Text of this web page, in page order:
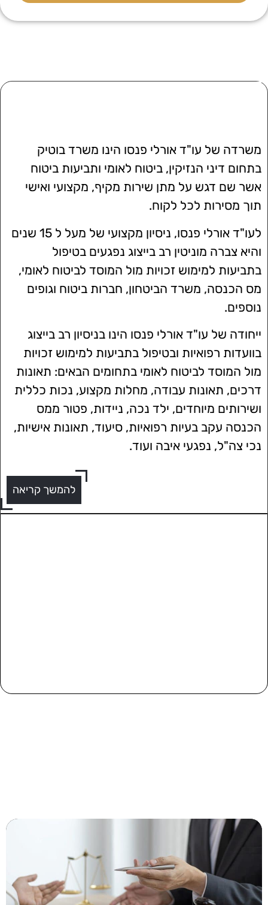
משרדה של עו"ד אורלי פנסו הינו משרד בוטיק
בתחום דיני הנזיקין, ביטוח לאומי ותביעות ביטוח
אשר שם דגש על מתן שירות מקיף, מקצועי ואישי
תוך מסירות לכל לקוח.
לעו"ד אורלי פנסו, ניסיון מקצועי של מעל ל 15 שנים
והיא צברה מוניטין רב בייצוג נפגעים בטיפול
בתביעות למימוש זכויות מול המוסד לביטוח לאומי,
מס הכנסה, משרד הביטחון, חברות ביטוח וגופים
נוספים.
ייחודה של עו"ד אורלי פנסו הינו בניסיון רב בייצוג
בוועדות רפואיות ובטיפול בתביעות למימוש זכויות
מול המוסד לביטוח לאומי בתחומים הבאים: תאונות
דרכים, תאונות עבודה, מחלות מקצוע, נכות כללית
ושירותים מיוחדים, ילד נכה, ניידות, פטור ממס
הכנסה עקב בעיות רפואיות, סיעוד, תאונות אישיות,
נכי צה"ל, נפגעי איבה ועוד.
להמשך קריאה